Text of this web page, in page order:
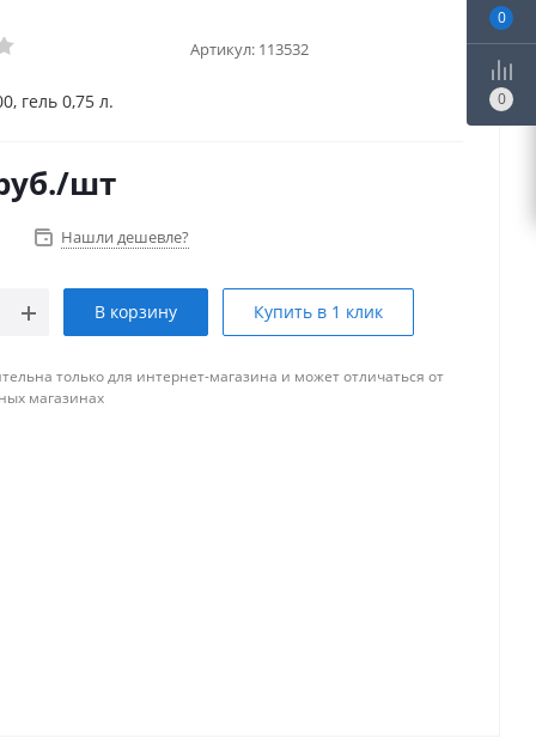
Артикул: 113532
гель 0,75 л.
/шт
Нашли дешевле?
В корзину Купить в 1 клик
только для интернет-магазина и может отличаться от
магазинах
0
0